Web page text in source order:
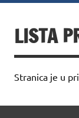
LISTA
Stranica je u